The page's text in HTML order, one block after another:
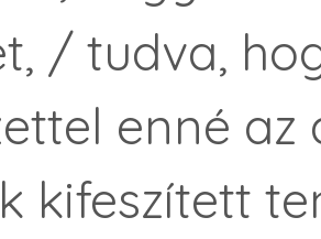
/ tudva,
enné
kifeszített